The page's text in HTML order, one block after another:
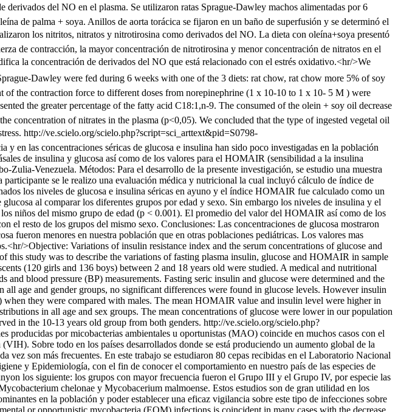
del NO en el plasma. Se utilizaron ratas Sprague-Dawley machos alimentadas por 6
de palma + soya. Anillos de aorta torácica se fijaron en un baño de superfusión y se determinó el
los nitritos, nitratos y nitrotirosina como derivados del NO. La dieta con oleína+soya presentó
de contracción, la mayor concentración de nitrotirosina y menor concentración de nitratos en el
la concentración de derivados del NO que está relacionado con el estrés oxidativo.<hr/>We
Dawley were fed during 6 weeks with one of the 3 diets: rat chow, rat chow more 5% of soy
the contraction force to different doses from norepinephrine (1 x 10-10 to 1 x 10- 5 M ) were
the greater percentage of the fatty acid C18:1,n-9. The consumed of the olein + soy oil decrease
concentration of nitrates in the plasma (p<0,05). We concluded that the type of ingested vegetal oil
http://ve.scielo.org/scielo.php?script=sci_arttext&pid=S0798-
en las concentraciones séricas de glucosa e insulina han sido poco investigadas en la población
de insulina y glucosa así como de los valores para el HOMAIR (sensibilidad a la insulina
Venezuela. Métodos: Para el desarrollo de la presente investigación, se estudio una muestra
se le realizo una evaluación médica y nutricional la cual incluyó cálculo de índice de
los niveles de glucosa e insulina séricas en ayuno y el índice HOMAIR fue calculado como un
al comparar los diferentes grupos por edad y sexo. Sin embargo los niveles de insulina y el
niños del mismo grupo de edad (p < 0.001). El promedio del valor del HOMAIR así como de los
el resto de los grupos del mismo sexo. Conclusiones: Las concentraciones de glucosa mostraron
fueron menores en nuestra población que en otras poblaciones pediátricas. Los valores mas
>Objective: Variations of insulin resistance index and the serum concentrations of glucose and
this study was to describe the variations of fasting plasma insulin, glucose and HOMAIR in sample
(120 girls and 136 boys) between 2 and 18 years old were studied. A medical and nutritional
blood pressure (BP) measurements. Fasting seric insulin and glucose were determined and the
age and gender groups, no significant differences were found in glucose levels. However insulin
they were compared with males. The mean HOMAIR value and insulin level were higher in
in all age and sex groups. The mean concentrations of glucose were lower in our population
in the 10-13 years old group from both genders. http://ve.scielo.org/scielo.php?
producidas por micobacterias ambientales u oportunistas (MAO) coincide en muchos casos con el
Sobre todo en los países desarrollados donde se está produciendo un aumento global de la
son más frecuentes. En este trabajo se estudiaron 80 cepas recibidas en el Laboratorio Nacional
y Epidemiología, con el fin de conocer el comportamiento en nuestro país de las especies de
los siguiente: los grupos con mayor frecuencia fueron el Grupo III y el Grupo IV, por especie las
chelonae y Mycobacerium malmoense. Estos estudios son de gran utilidad en los
en la población y poder establecer una eficaz vigilancia sobre este tipo de infecciones sobre
or opportunistic mycobacteria (EOM) infections is coincident in many cases with the decrease